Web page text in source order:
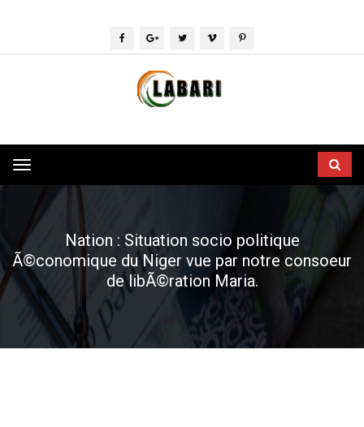
Toggle
navigation
Nation : Situation socio politique
Ã©conomique du Niger vue par notre consoeur
de libÃ©ration Maria.